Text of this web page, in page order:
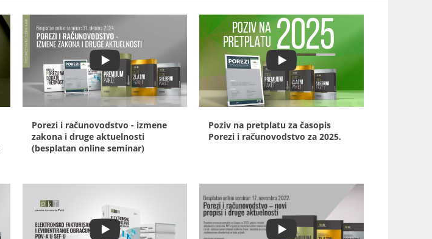
Porezi i računovodstvo - izmene
zakona i druge aktuelnosti
(besplatan online seminar)
Poziv na pretplatu za časopis
Porezi i računovodstvo za 2025.